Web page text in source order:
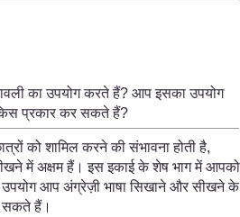
का उपयोग करते हैं? आप इसका उपयोग
प्रकार कर सकते हैं?
को शामिल करने की संभावना होती है,
में अक्षम हैं। इस इकाई के शेष भाग में आपको
उपयोग आप अंग्रेज़ी भाषा सिखाने और सीखने के
सकते हैं।